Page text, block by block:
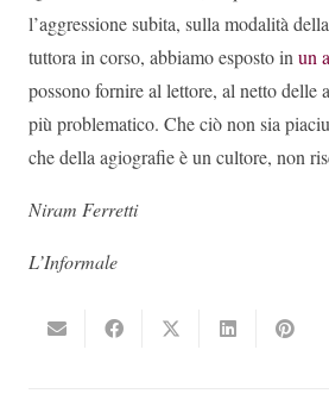
l’aggressione subita, sulla modalità
tuttora in corso, abbiamo esposto inun
possono fornire al lettore, al netto delle
più problematico. Che ciò non sia
che della agiografie è un cultore, non
Niram Ferretti
L’Informale